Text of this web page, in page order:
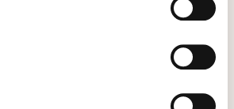
CIRCULAR. DIÁMETRO 123